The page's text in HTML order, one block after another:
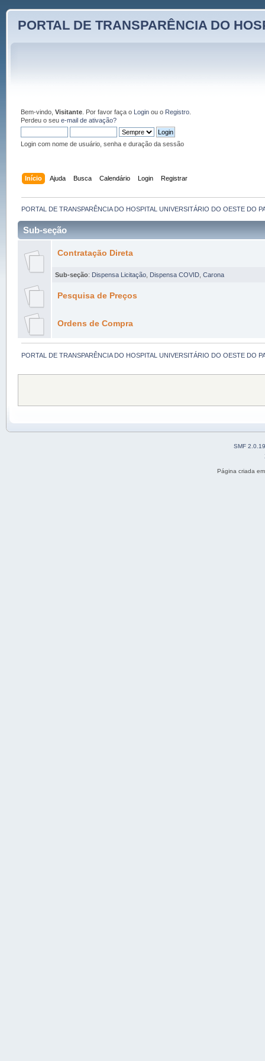
PORTAL DE TRANSPARÊNCIA DO
Bem-vindo, Visitante. Por favor faça o Loginou o Registro.
Perdeu o seu e-mail de ativação?
Login com nome de usuário, senha e duração da sessão
Início Ajuda Busca Calendário Login Registrar
PORTAL DE TRANSPARÊNCIA DO HOSPITAL UNIVERSITÁRIO DO OESTE DO
Sub-seção
Contratação Direta
Sub-seção: Dispensa Licitação, Dispensa COVID, Carona
Pesquisa de Preços
Ordens de Compra
PORTAL DE TRANSPARÊNCIA DO HOSPITAL UNIVERSITÁRIO DO OESTE DO
SMF 2.0.19
Página criada